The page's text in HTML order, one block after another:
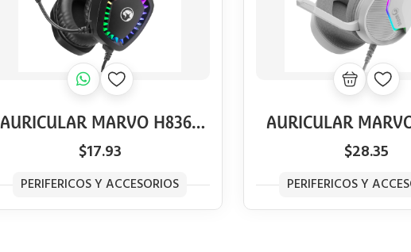
AURICULAR MARVO H8360
TACTIC 20 RGB BK
$17.93
PERIFERICOS Y ACCESORIOS
AURICULAR
TACTIC 40 RGB
$28.35
PERIFERICOS Y